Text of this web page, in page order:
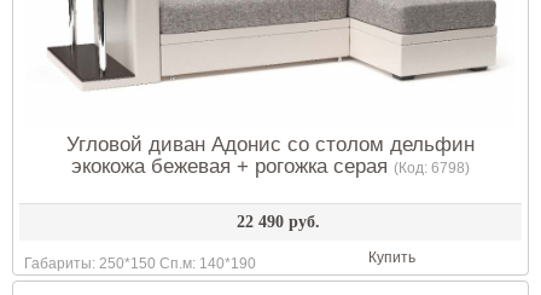
Угловой диван Адонис со столом дельфин
экокожа бежевая + рогожка серая (Код: 6798)
22 490 руб.
Габариты: 250*150 Сп.м: 140*190 Купить